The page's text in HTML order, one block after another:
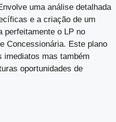
uma análise detalhada
e a criação de um
perfeitamente o LP no
Concessionária. Este plano
imediatos mas também
oportunidades de